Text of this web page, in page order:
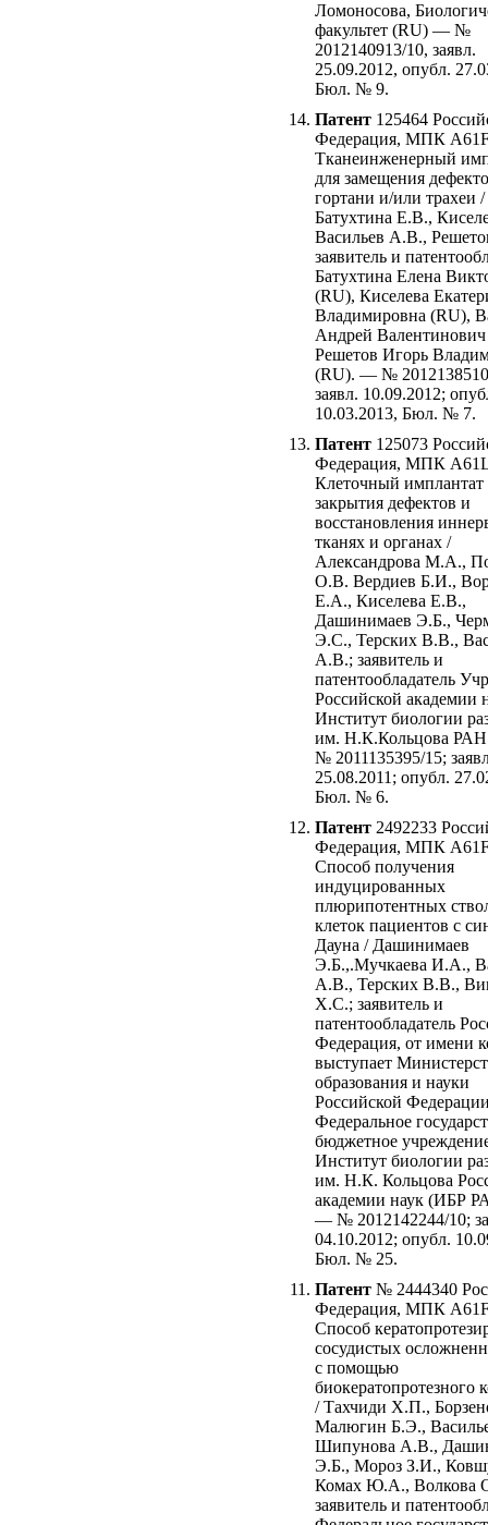
Ломоносова,
факультет (RU) — №
2012140913/10, заявл.
25.09.2012, опубл.
Бюл. № 9.
Патент 125464
Федерация, МПК
Тканеинженерный
для замещения
гортани и/или трахеи /
Батухтина Е.В.,
Васильев А.В.,
заявитель и
Батухтина Елена
(RU), Киселева
Владимировна (RU),
Андрей
Решетов Игорь
(RU). — №
заявл. 10.09.2012;
10.03.2013, Бюл. № 7.
Патент 125073
Федерация, МПК
Клеточный имплантат
закрытия дефектов и
восстановления
тканях и органах /
Александрова М.А.,
О.В. Вердиев Б.И.,
Е.А., Киселева Е.В.,
Дашинимаев Э.Б.,
Э.С., Терских В.В.,
А.В.; заявитель и
патентообладатель
Российской академии
Институт биологии
им. Н.К.Кольцова
№ 2011135395/15;
25.08.2011; опубл.
Бюл. № 6.
Патент 2492233
Федерация, МПК
Способ получения
индуцированных
плюрипотентных
клеток пациентов с
Дауна / Дашинимаев
Э.Б.,.Мучкаева И.А.,
А.В., Терских В.В.,
Х.С.; заявитель и
патентообладатель
Федерация, от имени
выступает
образования и науки
Российской
Федеральное
бюджетное
Институт биологии
им. Н.К. Кольцова
академии наук (ИБР
— № 2012142244/10;
04.10.2012; опубл.
Бюл. № 25.
Патент № 2444340
Федерация, МПК
Способ
сосудистых
с помощью
биокератопротезного
/ Тахчиди Х.П.,
Малюгин Б.Э.,
Шипунова А.В.,
Э.Б., Мороз З.И.,
Комах Ю.А., Волкова
заявитель и